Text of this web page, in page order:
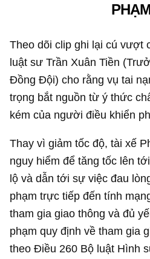
Theo dõi clip ghi lại cú vượt
luật sư Trần Xuân Tiền
Đồng Đội) cho rằng vụ tai
trọng bắt nguồn từ ý thức
kém của người điều khiển
Thay vì giảm tốc độ, tài xế
nguy hiểm để tăng tốc lên
lộ và dẫn tới sự việc đau
phạm trực tiếp đến tính
tham gia giao thông và đủ
phạm quy định về tham gia
theo Điều 260 Bộ luật Hình